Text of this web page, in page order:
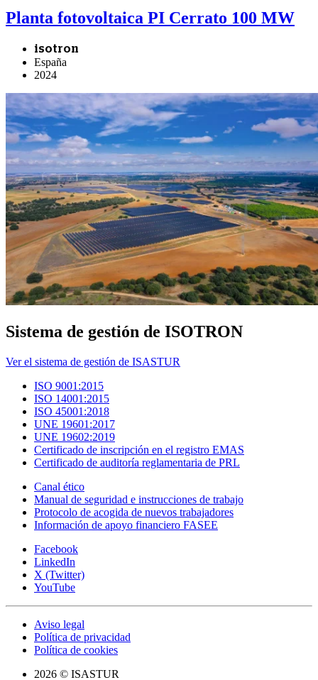
Planta fotovoltaica PI Cerrato 100 MW
isotron
España
2024
Sistema de gestión de ISOTRON
Ver el sistema de gestión de ISASTUR
ISO 9001:2015
ISO 14001:2015
ISO 45001:2018
UNE 19601:2017
UNE 19602:2019
Certificado de inscripción en el registro EMAS
Certificado de auditoría reglamentaria de PRL
Canal ético
Manual de seguridad e instrucciones de trabajo
Protocolo de acogida de nuevos trabajadores
Información de apoyo financiero FASEE
Facebook
LinkedIn
X (Twitter)
YouTube
Aviso legal
Política de privacidad
Política de cookies
2026 © ISASTUR